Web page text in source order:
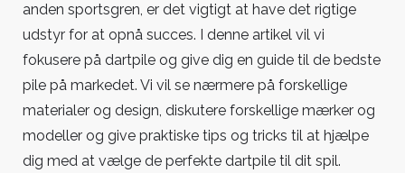
anden sportsgren, er det vigtigt at have det rigtige
udstyr for at opnå succes. I denne artikel vil vi
fokusere på dartpile og give dig en guide til de bedste
pile på markedet. Vi vil se nærmere på forskellige
materialer og design, diskutere forskellige mærker og
modeller og give praktiske tips og tricks til at hjælpe
dig med at vælge de perfekte dartpile til dit spil.